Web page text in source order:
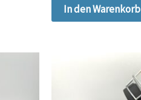
In den Warenkorb